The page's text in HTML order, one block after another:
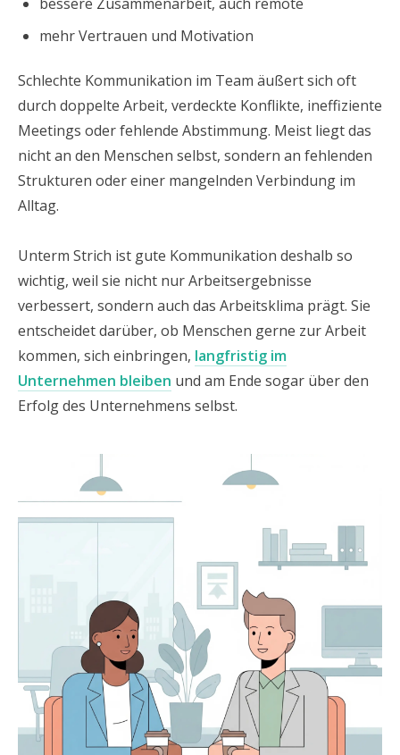
mehr Vertrauen und Motivation
Schlechte Kommunikation im Team äußert sich oft
durch doppelte Arbeit, verdeckte Konflikte, ineffiziente
Meetings oder fehlende Abstimmung. Meist liegt das
nicht an den Menschen selbst, sondern an fehlenden
Strukturen oder einer mangelnden Verbindung im
Alltag.
Unterm Strich ist gute Kommunikation deshalb so
wichtig, weil sie nicht nur Arbeitsergebnisse
verbessert, sondern auch das Arbeitsklima prägt. Sie
entscheidet darüber, ob Menschen gerne zur Arbeit
kommen, sich einbringen, langfristig im
Unternehmen bleiben und am Ende sogar über den
Erfolg des Unternehmens selbst.